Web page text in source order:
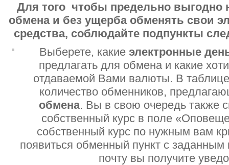
Для того чтобы предельно выгодно
обмена и без ущерба обменять свои
средства, соблюдайте подпункты
Выберете, какие электронные
предлагать для обмена и какие
отдаваемой Вами валюты. В таблице
количество обменников,
обмена. Вы в свою очередь также
собственный курс в поле
собственный курс по нужным вам
появиться обменный пункт с заданным
почту вы получите